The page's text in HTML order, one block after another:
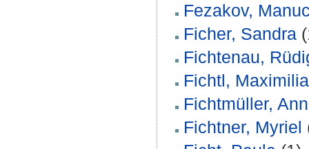
Fezakov,
Ficher, Sandra
Fichtenau,
Fichtl,
Fichtmüller,
Fichtner, Myriel